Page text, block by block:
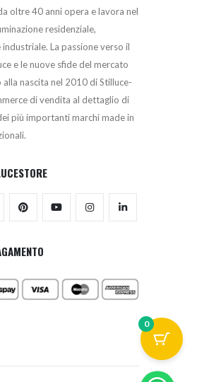
oltre 40 anni opera e lavora nel
residenziale,
industriale. La passione verso il
e le nuove sfide del mercato
nascita nel 2010 di Stilluce-
di vendita al dettaglio di
più importanti marchi made in
0